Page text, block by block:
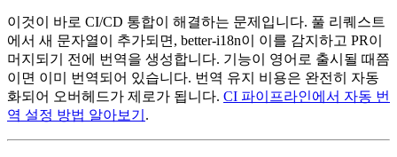
이것이 바로 CI/CD 통합이 해결하는 문제입니다. 풀 리퀘스트
에서 새 문자열이 추가되면, better-i18n이 이를 감지하고 PR이
머지되기 전에 번역을 생성합니다. 기능이 영어로 출시될 때쯤
이면 이미 번역되어 있습니다. 번역 유지 비용은 완전히 자동
화되어 오버헤드가 제로가 됩니다. CI 파이프라인에서 자동 번
역 설정 방법 알아보기 .